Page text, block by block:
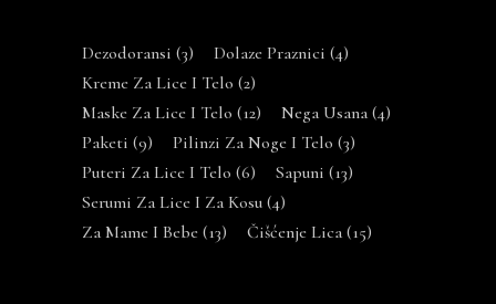
Dezodoransi (3) Dolaze Praznici (4)
Kreme Za Lice I Telo (2)
Maske Za Lice I Telo (12) Nega Usana (4)
Paketi (9) Pilinzi Za Noge I Telo (3)
Puteri Za Lice I Telo (6) Sapuni (13)
Serumi Za Lice I Za Kosu (4)
Za Mame I Bebe (13) Čišćenje Lica (15)